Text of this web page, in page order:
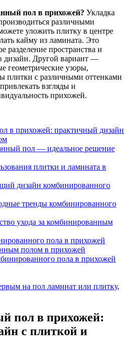
пол в прихожей? Укладка
различными
уложить плитку в центре
кайму из ламината. Это
разделение пространства и
дизайн. Другой вариант —
геометрические узоры,
плитки с различными оттенками
взгляды и
прихожей.
в прихожей: практичный дизайн
пол — идеальное решение
плитки и ламината в
дизайн комбинированного
тренды комбинированного
ухода за комбинированным
пола в прихожей
полом в прихожей
пола в прихожей
на пол ламинат или плитку,
пол в прихожей:
с плиткой и